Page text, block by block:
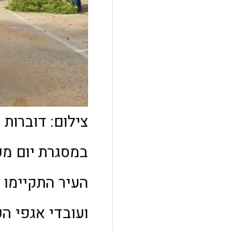
צילום: דוברות
במסגרת יום
העיר
ועובדי אגפי